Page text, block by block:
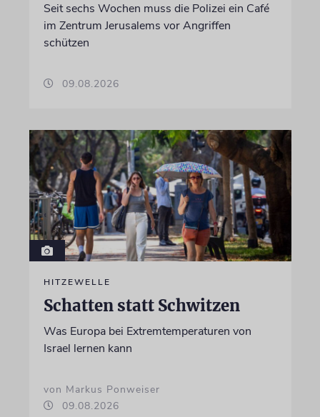
Seit sechs Wochen muss die Polizei ein Café
im Zentrum Jerusalems vor Angriffen
schützen
09.08.2026
HITZEWELLE
Schatten statt Schwitzen
Was Europa bei Extremtemperaturen von
Israel lernen kann
von Markus Ponweiser
09.08.2026